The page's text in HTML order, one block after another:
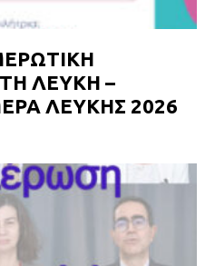
ΛΕΥΚΗ –
ΛΕΥΚΗΣ 2026